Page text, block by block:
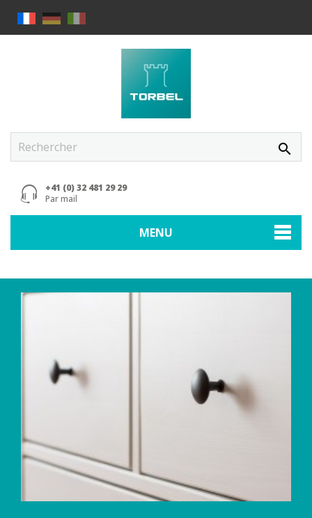
search
+41 (0) 32 481 29 29
Par mail
MENU